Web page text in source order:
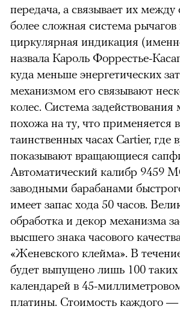
передача, а связывает их
более сложная система
циркулярная индикация
назвала Кароль Форрестье-
куда меньше энергетических
механизмом его связывают
колес. Система задействования
похожа на ту, что применяется
таинственных часах Cartier, где
показывают вращающиеся
Автоматический калибр 9459
заводными барабанами
имеет запас хода 50 часов.
обработка и декор механизма
высшего знака часового
«Женевского клейма». В
будет выпущено лишь 100
календарей в 45-
платины. Стоимость каждого —